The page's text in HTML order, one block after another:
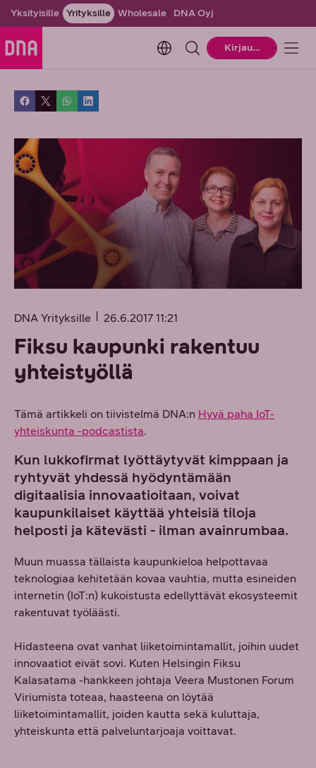
Yksityisille Yrityksille Wholesale DNA Oyj
Change language. Current
Kirjaudu
DNA Yrityksille 26.6.2017 11:21
Fiksu kaupunki rakentuu
yhteistyöllä
Tämä artikkeli on tiivistelmä DNA:n Hyvä paha IoT-
yhteiskunta -podcastista.
Kun lukkofirmat lyöttäytyvät kimppaan ja
ryhtyvät yhdessä hyödyntämään
digitaalisia innovaatioitaan, voivat
kaupunkilaiset käyttää yhteisiä tiloja
helposti ja kätevästi - ilman avainrumbaa.
Muun muassa tällaista kaupunkieloa helpottavaa
teknologiaa kehitetään kovaa vauhtia, mutta esineiden
internetin (IoT:n) kukoistusta edellyttävät ekosysteemit
rakentuvat työläästi.
Hidasteena ovat vanhat liiketoimintamallit, joihin uudet
innovaatiot eivät sovi. Kuten Helsingin Fiksu
Kalasatama -hankkeen johtaja Veera Mustonen Forum
Viriumista toteaa, haasteena on löytää
liiketoimintamallit, joiden kautta sekä kuluttaja,
yhteiskunta että palveluntarjoaja voittavat.